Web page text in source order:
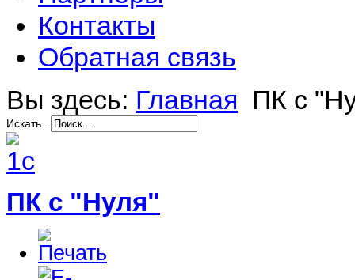
Контакты
Обратная связь
Вы здесь: Главная ПК с
Искать...
ПК с "Нуля"